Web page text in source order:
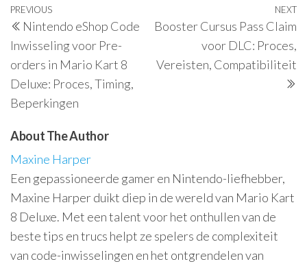
Post
navigation
Previous
Post
PREVIOUS
Nintendo eShop Code
Inwisseling voor Pre-
orders in Mario Kart 8
Deluxe: Proces, Timing,
Beperkingen
NEXT
Booster Cursus Pass Claim
voor DLC: Proces,
Vereisten, Compatibiliteit
About The Author
Maxine Harper
Een gepassioneerde gamer en Nintendo-liefhebber,
Maxine Harper duikt diep in de wereld van Mario Kart
8 Deluxe. Met een talent voor het onthullen van de
beste tips en trucs helpt ze spelers de complexiteit
van code-inwisselingen en het ontgrendelen van